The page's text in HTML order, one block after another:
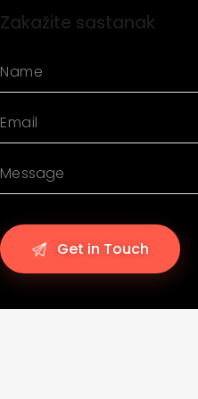
Zakažite sastanak